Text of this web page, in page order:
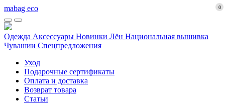
mabag eco
Одежда Аксессуары Новинки Лён Национальная вышивка
Чувашии Спецпредложения
Уход
Подарочные сертификаты
Оплата и доставка
Возврат товара
Статьи
0